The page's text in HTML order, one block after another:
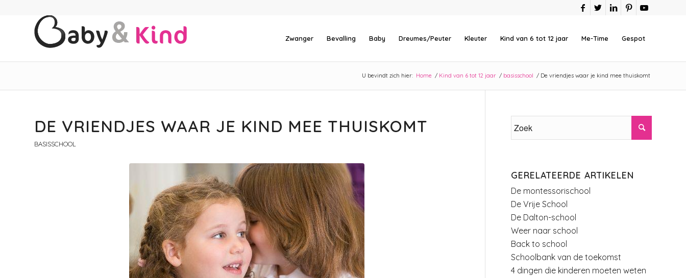
Zwanger Bevalling Baby Dreumes/Peuter Kleuter Kind van 6 tot 12 jaar Me-Time Gespot
U bevindt zich hier: Home / Kind van 6 tot 12 jaar / basisschool / De vriendjes waar je kind mee thuiskomt
DE VRIENDJES WAAR JE KIND MEE THUISKOMT
BASISSCHOOL
GERELATEERDE ARTIKELEN
De montessorischool
De Vrije School
De Dalton-school
Weer naar school
Back to school
Schoolbank van de toekomst
4 dingen die kinderen moeten weten